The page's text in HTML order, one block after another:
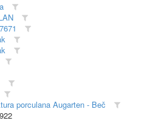
porculana Augarten - Beč